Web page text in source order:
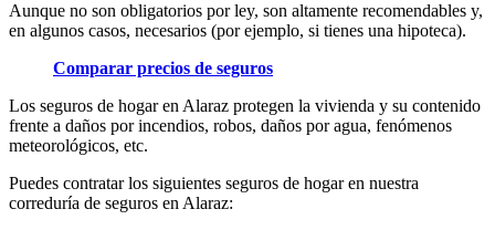
Aunque no son obligatorios por ley, son altamente recomendables y,
en algunos casos, necesarios (por ejemplo, si tienes una hipoteca).
Comparar precios de seguros
Los seguros de hogar en Alaraz protegen la vivienda y su contenido
frente a daños por incendios, robos, daños por agua, fenómenos
meteorológicos, etc.
Puedes contratar los siguientes seguros de hogar en nuestra
correduría de seguros en Alaraz: